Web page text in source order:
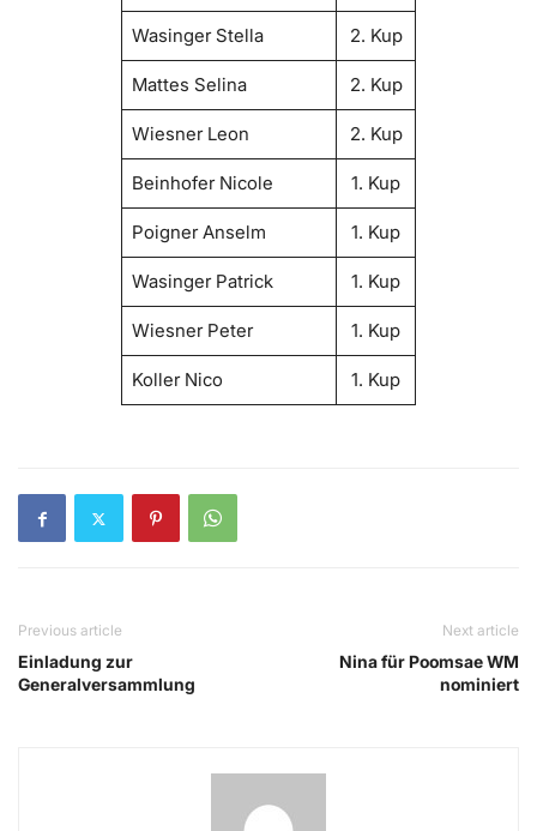
Wasinger Stella 2. Kup
Mattes Selina 2. Kup
Wiesner Leon 2. Kup
Beinhofer Nicole 1. Kup
Poigner Anselm 1. Kup
Wasinger Patrick 1. Kup
Wiesner Peter 1. Kup
Koller Nico 1. Kup
Previous article
Einladung zur
Generalversammlung
Next article
Nina für Poomsae WM
nominiert